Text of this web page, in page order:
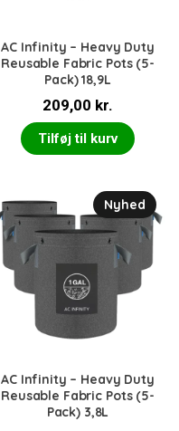
AC Infinity – Heavy Duty
Reusable Fabric Pots (5-
Pack) 18,9L
209,00 kr.
Tilføj til kurv
Nyhed
AC Infinity – Heavy Duty
Reusable Fabric Pots (5-
Pack) 3,8L